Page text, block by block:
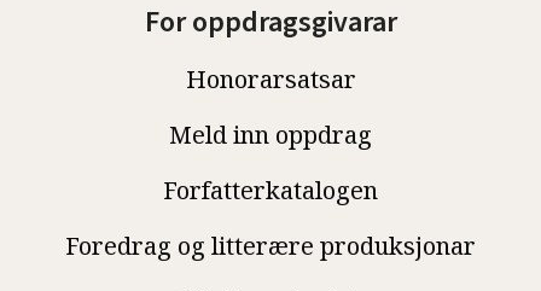
For oppdragsgivarar
Honorarsatsar
Meld inn oppdrag
Forfatterkatalogen
Foredrag og litterære produksjonar